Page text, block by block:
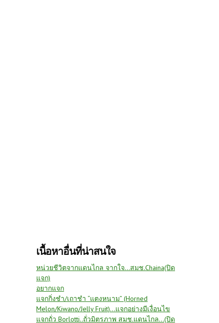
เนื้อหาอื่นที่น่าสนใจ
หน่วยชีวิตจากแดนไกล จากใจ...สมช.Chaina(ปิด
แจก)
อยากแจก
แจกกิ่งชำ/เถาชำ “แตงหนาม” (Horned
Melon/Kiwano/Jelly Fruit)...แจกอย่างมีเงื่อนไข
แจกถั่ว Borlotti..ถั่วมิตรภาพ สมช.แดนไกล...(ปิด